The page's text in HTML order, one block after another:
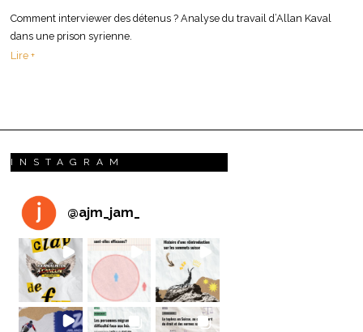
Comment interviewer des détenus ? Analyse du travail d’Allan Kaval
dans une prison syrienne.
Lire +
INSTAGRAM
@ajm_jam_